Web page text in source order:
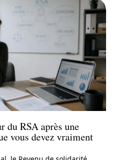
du RSA après une
vous devez vraiment